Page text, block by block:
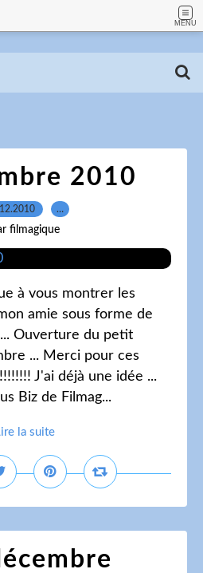
MENU
2010
…
filmagique
à vous montrer les
amie sous forme de
Ouverture du petit
... Merci pour ces
J'ai déjà une idée ...
Biz de Filmag...
la suite